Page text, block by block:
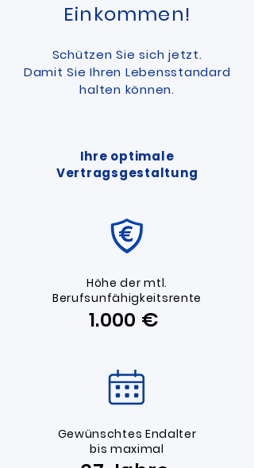
Einkommen!
Schützen Sie sich jetzt.
Damit Sie Ihren Lebensstandard
halten können.
Ihre optimale
Vertragsgestaltung
​Höhe der mtl.
Berufsunfähigkeitsrente
1.000 ​€
Gewünschtes Endalter​
bis maximal